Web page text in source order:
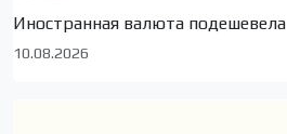
Иностранная валюта подешевела
10.08.2026